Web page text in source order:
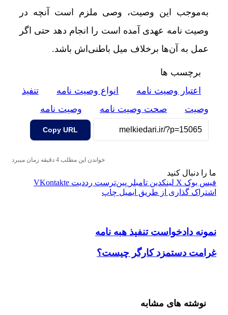
به‌موجب این وصیت، وصی ملزم است آنچه در
وصیت نامه عهدی آمده است را انجام دهد حتی اگر
عمل به آن‌ها برخلاف میل باطنی‌اش باشد.
برچسب ها
اعتبار وصیت نامه
انواع وصیت نامه
تنفیذ
وصیت
صحت وصیت نامه وصیت نامه
Copy URL
خواندن این مطلب 4 دقیقه زمان میبرد
ما را دنبال کنید
فیس بوک X لینکدین ‫تامبلر ‫پین‌ترست ‫رددیت ‫VKontakte
اشتراک گذاری از طریق ایمیل
چاپ
نمونه دادخواست تنفیذ هبه نامه
نمونه دادخواست تنفیذ هبه نامه
غرامت دستمزد کارگر چیست؟
غرامت دستمزد کارگر چیست؟
نوشته های مشابه